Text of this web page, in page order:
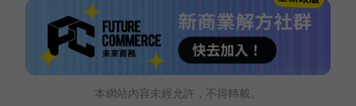
本網站內容未經允許，不得轉載。